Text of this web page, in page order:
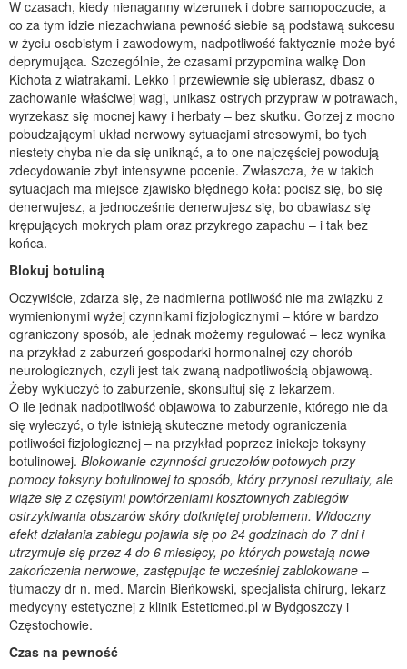
W czasach, kiedy nienaganny wizerunek i dobre samopoczucie, a
co za tym idzie niezachwiana pewność siebie są podstawą sukcesu
w życiu osobistym i zawodowym, nadpotliwość faktycznie może być
deprymująca. Szczególnie, że czasami przypomina walkę Don
Kichota z wiatrakami. Lekko i przewiewnie się ubierasz, dbasz o
zachowanie właściwej wagi, unikasz ostrych przypraw w potrawach,
wyrzekasz się mocnej kawy i herbaty – bez skutku. Gorzej z mocno
pobudzającymi układ nerwowy sytuacjami stresowymi, bo tych
niestety chyba nie da się uniknąć, a to one najczęściej powodują
zdecydowanie zbyt intensywne pocenie. Zwłaszcza, że w takich
sytuacjach ma miejsce zjawisko błędnego koła: pocisz się, bo się
denerwujesz, a jednocześnie denerwujesz się, bo obawiasz się
krępujących mokrych plam oraz przykrego zapachu – i tak bez
końca.
Blokuj botuliną
Oczywiście, zdarza się, że nadmierna potliwość nie ma związku z
wymienionymi wyżej czynnikami fizjologicznymi – które w bardzo
ograniczony sposób, ale jednak możemy regulować – lecz wynika
na przykład z zaburzeń gospodarki hormonalnej czy chorób
neurologicznych, czyli jest tak zwaną nadpotliwością objawową.
Żeby wykluczyć to zaburzenie, skonsultuj się z lekarzem.
O ile jednak nadpotliwość objawowa to zaburzenie, którego nie da
się wyleczyć, o tyle istnieją skuteczne metody ograniczenia
potliwości fizjologicznej – na przykład poprzez iniekcje toksyny
botulinowej. Blokowanie czynności gruczołów potowych przy
pomocy toksyny botulinowej to sposób, który przynosi rezultaty, ale
wiąże się z częstymi powtórzeniami kosztownych zabiegów
ostrzykiwania obszarów skóry dotkniętej problemem. Widoczny
efekt działania zabiegu pojawia się po 24 godzinach do 7 dni i
utrzymuje się przez 4 do 6 miesięcy, po których powstają nowe
zakończenia nerwowe, zastępując te wcześniej zablokowane –
tłumaczy dr n. med. Marcin Bieńkowski, specjalista chirurg, lekarz
medycyny estetycznej z klinik Esteticmed.pl w Bydgoszczy i
Częstochowie.
Czas na pewność